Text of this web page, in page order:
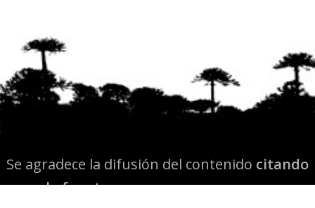
Se agradece la difusión del contenido citando
la fuente www.mapuexpress.org